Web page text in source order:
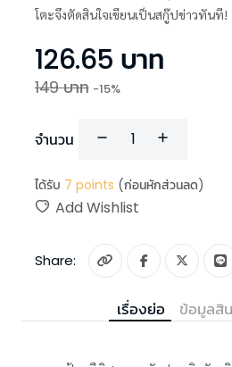
โตะจึงตัดสินใจเขียนเป็นสกู๊ปข่าวทันที!
126.65 บาท
149บาท -15%
จำนวน
ได้รับ 7 points (ก่อนหักส่วนลด)
Add Wishlist
Share:
เรื่องย่อ ข้อมูลสิ